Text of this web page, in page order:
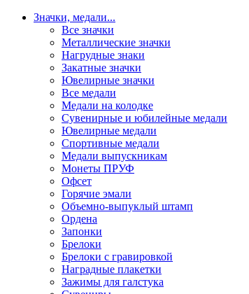
Значки, медали...
Все значки
Металлические значки
Нагрудные знаки
Закатные значки
Ювелирные значки
Все медали
Медали на колодке
Сувенирные и юбилейные медали
Ювелирные медали
Спортивные медали
Медали выпускникам
Монеты ПРУФ
Офсет
Горячие эмали
Объемно-выпуклый штамп
Ордена
Запонки
Брелоки
Брелоки с гравировкой
Наградные плакетки
Зажимы для галстука